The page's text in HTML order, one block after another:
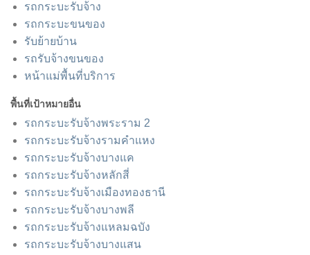
รถกระบะรับจ้าง
รถกระบะขนของ
รับย้ายบ้าน
รถรับจ้างขนของ
หน้าแม่พื้นที่บริการ
พื้นที่เป้าหมายอื่น
รถกระบะรับจ้างพระราม 2
รถกระบะรับจ้างรามคำแหง
รถกระบะรับจ้างบางแค
รถกระบะรับจ้างหลักสี่
รถกระบะรับจ้างเมืองทองธานี
รถกระบะรับจ้างบางพลี
รถกระบะรับจ้างแหลมฉบัง
รถกระบะรับจ้างบางแสน